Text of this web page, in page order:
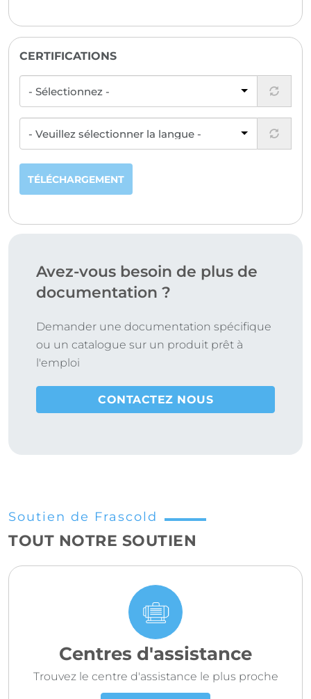
CERTIFICATIONS
TÉLÉCHARGEMENT
Avez-vous besoin de plus de
documentation ?
Demander une documentation spécifique
ou un catalogue sur un produit prêt à
l'emploi
CONTACTEZ NOUS
Soutien de Frascold
TOUT NOTRE SOUTIEN
Centres d'assistance
Trouvez le centre d'assistance le plus proche